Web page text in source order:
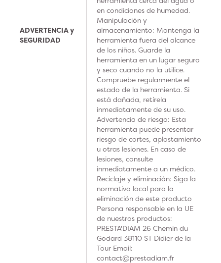
ADVERTENCIA y
SEGURIDAD
en condiciones de humedad.
Manipulación y
almacenamiento: Mantenga la
herramienta fuera del alcance
de los niños. Guarde la
herramienta en un lugar seguro
y seco cuando no la utilice.
Compruebe regularmente el
estado de la herramienta. Si
está dañada, retírela
inmediatamente de su uso.
Advertencia de riesgo: Esta
herramienta puede presentar
riesgo de cortes, aplastamiento
u otras lesiones. En caso de
lesiones, consulte
inmediatamente a un médico.
Reciclaje y eliminación: Siga la
normativa local para la
eliminación de este producto
Persona responsable en la UE
de nuestros productos:
PRESTA'DIAM 26 Chemin du
Godard 38110 ST Didier de la
Tour Email:
contact@prestadiam.fr